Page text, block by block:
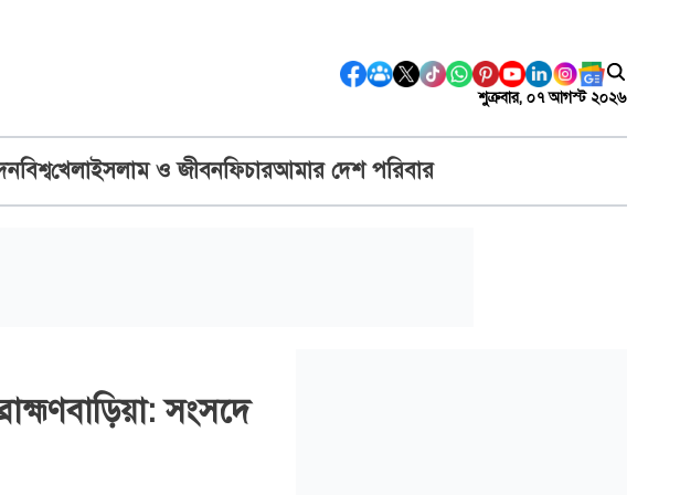
শুক্রবার, ০৭ আগস্ট ২০২৬
বিশ্বখেলাইসলাম ও জীবনফিচারআমার দেশ পরিবার
সংসদে